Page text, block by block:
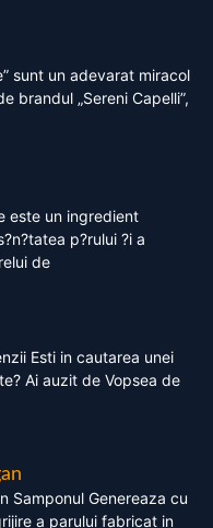
sunt un adevarat miracol
brandul „Sereni Capelli”,
este un ingredient
p?rului ?i a
de
Esti in cautarea unei
Ai auzit de Vopsea de
Samponul Genereaza cu
a parului fabricat in